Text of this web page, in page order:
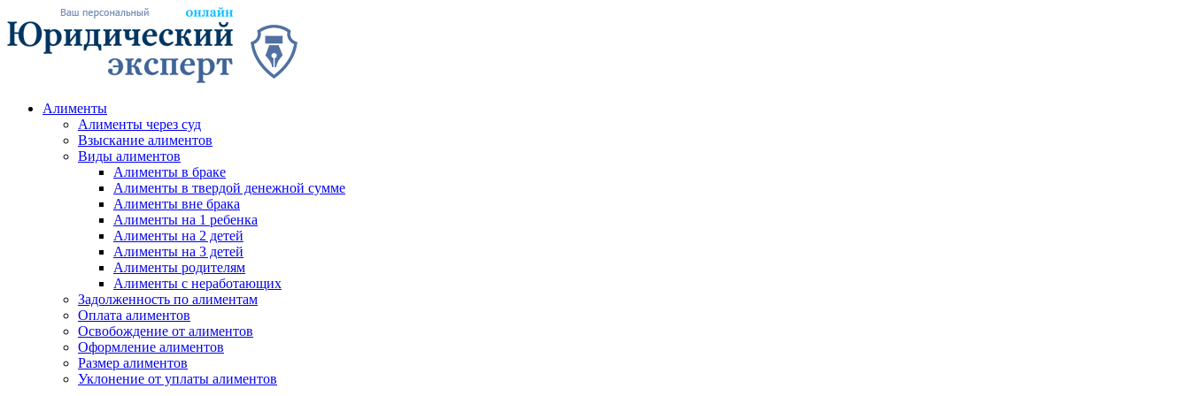
Алименты
Алименты через суд
Взыскание алиментов
Виды алиментов
Алименты в браке
Алименты в твердой денежной сумме
Алименты вне брака
Алименты на 1 ребенка
Алименты на 2 детей
Алименты на 3 детей
Алименты родителям
Алименты с неработающих
Задолженность по алиментам
Оплата алиментов
Освобождение от алиментов
Оформление алиментов
Размер алиментов
Уклонение от уплаты алиментов